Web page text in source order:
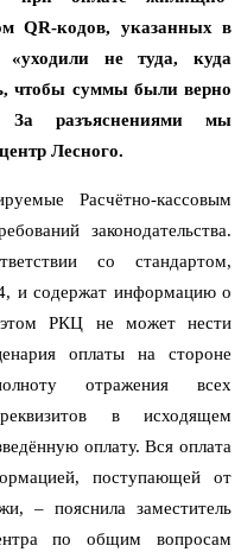
QR-кодов, указанных в
«уходили не туда, куда
чтобы суммы были верно
За разъяснениями мы
Лесного.
Расчётно-кассовым
законодательства.
со стандартом,
и содержат информацию о
этом РКЦ не может нести
оплаты на стороне
отражения всех
в исходящем
оплату. Вся оплата
поступающей от
– пояснила заместитель
по общим вопросам